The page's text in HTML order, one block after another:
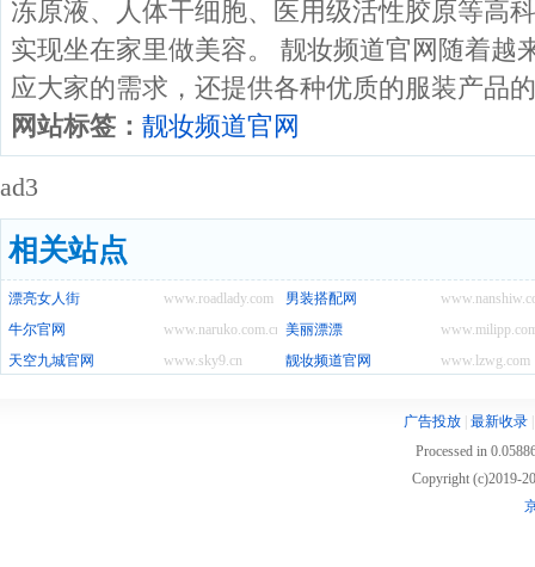
冻原液、人体干细胞、医用级活性胶原等高
实现坐在家里做美容。 靓妆频道官网随着越
应大家的需求，还提供各种优质的服装产品
网站标签： 靓妆频道官网
ad3
相关站点
www.roadlady.com
漂亮女人街
男装搭配网
www.naruko.com.cn
牛尔官网
美丽漂漂
www.sky9.cn
天空九城官网 www.lzwg.com
靓妆频道官网
广告投放 最新收录
Processed in
Copyright (c)2019-